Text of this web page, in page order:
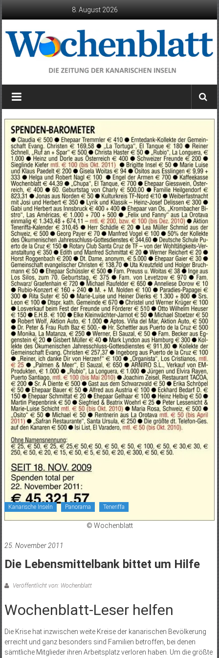
8. August 2026
Wochenblatt
die
der
Kanarischen
Inseln
Kanarische Inseln Panorama Teneriffa
© Wochenblatt
25. November 2011
Die Lebensmittelbank bittet um Hilfe
Veröffentlicht von: Wochenblatt
Wochenblatt-Leser helfen
Die Krise hat inzwischen weite Kreise der kanarischen Bevölkerung
erreicht und ganz besonders sind Familien betroffen, bei denen
sämtliche Mitglieder ihren Arbeitsplatz verloren haben. Um die größte